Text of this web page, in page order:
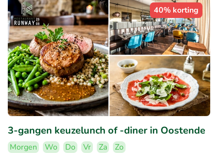
40% korting
3-gangen keuzelunch of -diner in Oostende
Morgen Wo Do Vr Za
Zo